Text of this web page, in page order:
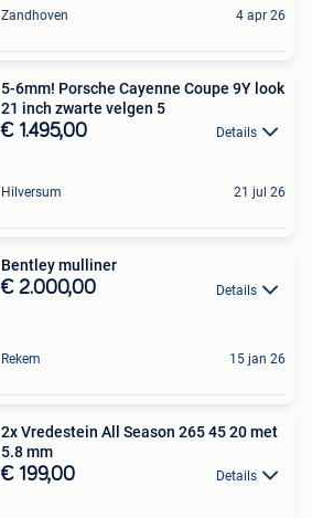
Zandhoven 4 apr 26
5-6mm! Porsche Cayenne Coupe 9Y look
21 inch zwarte velgen 5
€ 1.495,00 Details
Hilversum 21 jul 26
Bentley mulliner
€ 2.000,00 Details
Rekem 15 jan 26
2x Vredestein All Season 265 45 20 met
5.8 mm
€ 199,00 Details